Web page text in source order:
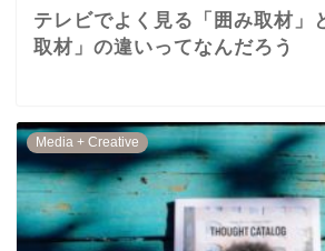
テレビでよく見る「囲み取材」
取材」の違いってなんだろう
Media + Creative